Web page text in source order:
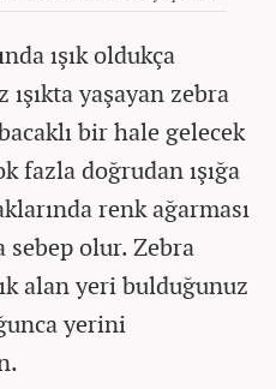
nda ışık oldukça
yaşayan zebra
bir hale gelecek
fazla doğrudan ışığa
renk ağarması
sebep olur. Zebra
alan yeri bulduğunuz
yerini